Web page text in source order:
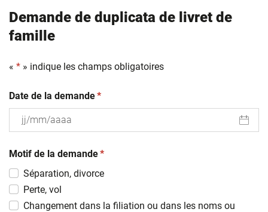
Demande de duplicata de livret de
famille
« * » indique les champs obligatoires
Date de la demande(obligatoire)
*
slash
MM
slash
AAAA
Motif de la demande(obligatoire)
*
Séparation, divorce
Perte, vol
Changement dans la filiation ou dans les noms ou